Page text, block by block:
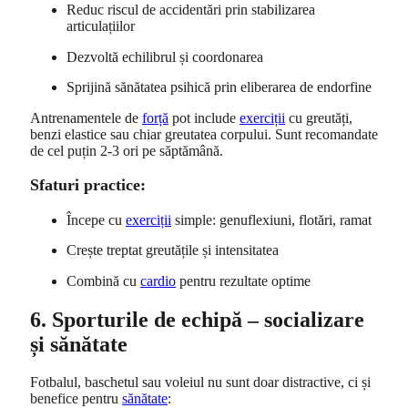
Reduc riscul de accidentări prin stabilizarea
articulațiilor
Dezvoltă echilibrul și coordonarea
Sprijină sănătatea psihică prin eliberarea de endorfine
Antrenamentele de forță pot include exerciții cu greutăți,
benzi elastice sau chiar greutatea corpului. Sunt recomandate
de cel puțin 2-3 ori pe săptămână.
Sfaturi practice:
Începe cu exerciții simple: genuflexiuni, flotări, ramat
Crește treptat greutățile și intensitatea
Combină cu cardio pentru rezultate optime
6. Sporturile de echipă – socializare
și sănătate
Fotbalul, baschetul sau voleiul nu sunt doar distractive, ci și
benefice pentru sănătate: